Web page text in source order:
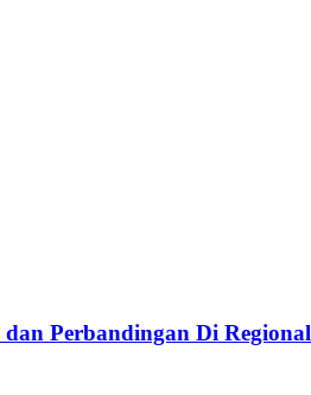
Perbandingan Di Regional